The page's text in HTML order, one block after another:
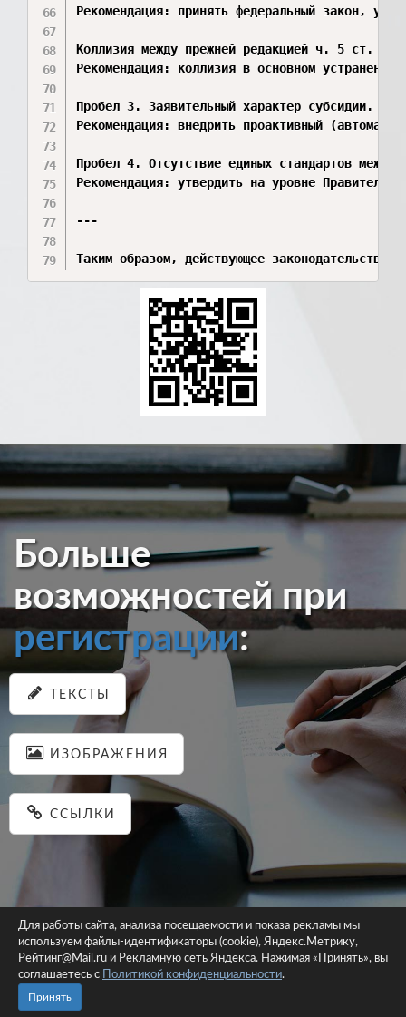
Рекомендация: принять федеральный закон,
Коллизия между прежней редакцией ч. 5 ст.
Рекомендация: коллизия в основном устранена
Пробел 3. Заявительный характер субсидии.
Рекомендация: внедрить проактивный
Пробел 4. Отсутствие единых стандартов
Рекомендация: утвердить на уровне
---
Таким образом, действующее
Больше
возможностей при
регистрации:
ТЕКСТЫ
ИЗОБРАЖЕНИЯ
ССЫЛКИ
© 2026 pastein.ru |Пользовательское соглашение|Политика
конфиденциальности
Для работы сайта, анализа посещаемости и показа рекламы мы
используем файлы-идентификаторы (cookie), Яндекс.Метрику,
Рейтинг@Mail.ru и Рекламную сеть Яндекса. Нажимая «Принять», вы
соглашаетесь с
Политикой конфиденциальности.
Принять